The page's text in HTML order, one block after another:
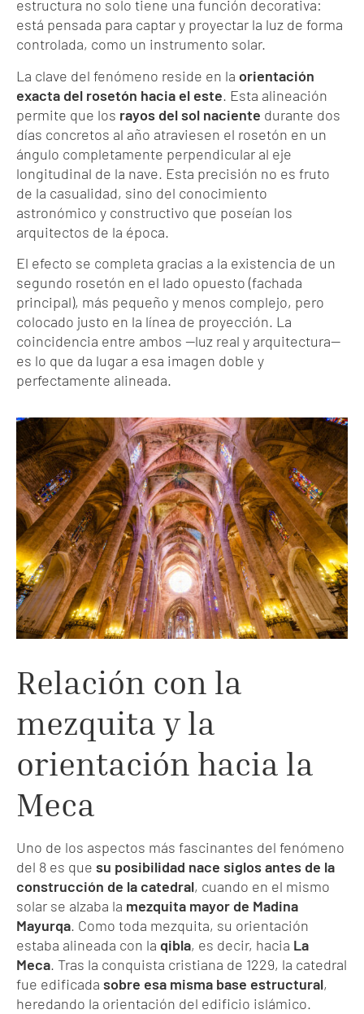
estructura no solo tiene una función decorativa:
está pensada para captar y proyectar la luz de forma
controlada, como un instrumento solar.
La clave del fenómeno reside en la orientación
exacta del rosetón hacia el este. Esta alineación
permite que los rayos del sol naciente durante dos
días concretos al año atraviesen el rosetón en un
ángulo completamente perpendicular al eje
longitudinal de la nave. Esta precisión no es fruto
de la casualidad, sino del conocimiento
astronómico y constructivo que poseían los
arquitectos de la época.
El efecto se completa gracias a la existencia de un
segundo rosetón en el lado opuesto (fachada
principal), más pequeño y menos complejo, pero
colocado justo en la línea de proyección. La
coincidencia entre ambos —luz real y arquitectura—
es lo que da lugar a esa imagen doble y
perfectamente alineada.
Relación con la
mezquita y la
orientación hacia la
Meca
Uno de los aspectos más fascinantes del fenómeno
del 8 es que su posibilidad nace siglos antes de la
construcción de la catedral, cuando en el mismo
solar se alzaba la mezquita mayor de Madina
Mayurqa. Como toda mezquita, su orientación
estaba alineada con la qibla, es decir, hacia La
Meca. Tras la conquista cristiana de 1229, la catedral
fue edificada sobre esa misma base estructural,
heredando la orientación del edificio islámico.